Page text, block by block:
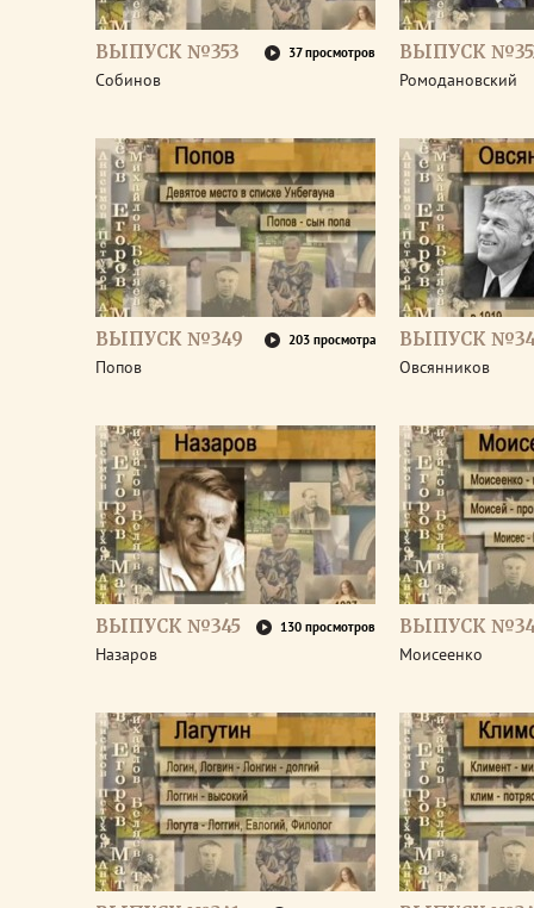
ВЫПУСК №353 37 просмотров
Собинов
ВЫПУСК
Ромодановский
ВЫПУСК №349 203 просмотра
Попов
ВЫПУСК
Овсянников
ВЫПУСК №345 130 просмотров
Назаров
ВЫПУСК
Моисеенко